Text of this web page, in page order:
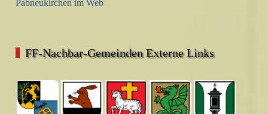
Pabneukirchen im Web
FF-Nachbar-Gemeinden Externe Links